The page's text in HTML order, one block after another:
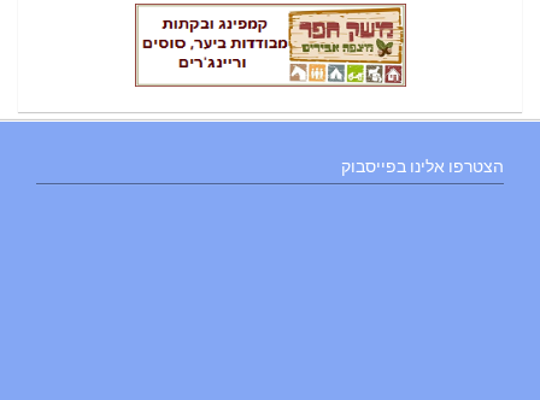
הצטרפו אלינו בפייסבוק